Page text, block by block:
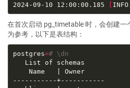
2024-09-10 12:00:00.185
[ INFO ]
在首次启动 pg_timetable 时，会创建
为参考，以下是表结构：
postgres=# \dn
    Name   | Owner